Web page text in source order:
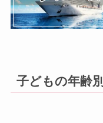
子どもの年齢別